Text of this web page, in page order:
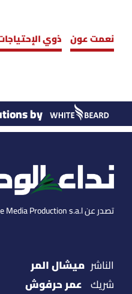
نعمت عون ذوي
by
تصدر عن Lebanese Media Production s.a.l
الناشر ميشال المر
شريك عمر حرفوش